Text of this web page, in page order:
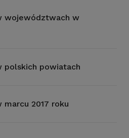
województwach w
polskich powiatach
2017 roku